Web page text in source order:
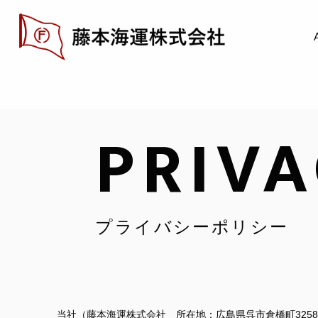
プライバシーポリシー
当社（藤本海運株式会社 所在地：広島県呉市倉橋町